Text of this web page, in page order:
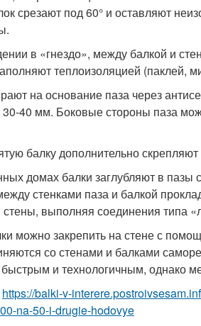
срезают под 60° и оставляют
в «гнездо», между балкой и
теплоизоляцией (паклей,
на основание паза через
40 мм. Боковые стороны паза
балку дополнительно
домах балки заглубляют в
стенками паза и балкой
выполняя соединения типа
можно закрепить на стене с
со стенами и балками
и технологичным, однако
https://balki-v-
na-50-i-drugie-hodovye